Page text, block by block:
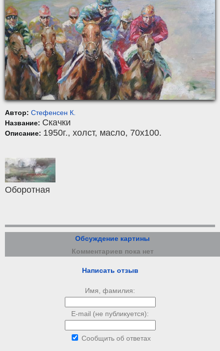
Автор: Стефенсен К.
Название: Скачки
Описание: 1950г., холст, масло, 70x100.
Оборотная
Обсуждение картины
Комментариев пока нет
Написать отзыв
Имя, фамилия:
E-mail (не публикуется):
Сообщить об ответах